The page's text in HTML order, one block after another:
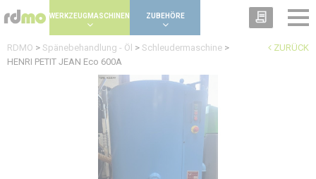
WERKZEUGMASCHINEN ZUBEHÖRE
ZURÜCK
RDMO > Spänebehandlung - Öl > Schleudermaschine >
HENRI PETIT JEAN Eco 600A